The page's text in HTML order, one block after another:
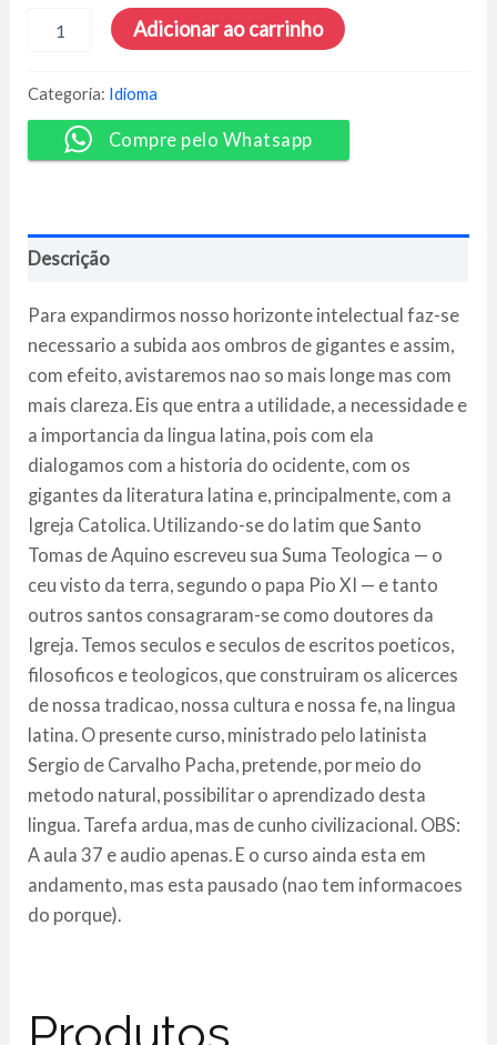
Pachá
quantidade
Adicionar ao carrinho
Categoria: Idioma
Compre pelo Whatsapp
Descrição
Para expandirmos nosso horizonte intelectual faz-se
necessario a subida aos ombros de gigantes e assim,
com efeito, avistaremos nao so mais longe mas com
mais clareza. Eis que entra a utilidade, a necessidade e
a importancia da lingua latina, pois com ela
dialogamos com a historia do ocidente, com os
gigantes da literatura latina e, principalmente, com a
Igreja Catolica. Utilizando-se do latim que Santo
Tomas de Aquino escreveu sua Suma Teologica — o
ceu visto da terra, segundo o papa Pio XI — e tanto
outros santos consagraram-se como doutores da
Igreja. Temos seculos e seculos de escritos poeticos,
filosoficos e teologicos, que construiram os alicerces
de nossa tradicao, nossa cultura e nossa fe, na lingua
latina. O presente curso, ministrado pelo latinista
Sergio de Carvalho Pacha, pretende, por meio do
metodo natural, possibilitar o aprendizado desta
lingua. Tarefa ardua, mas de cunho civilizacional. OBS:
A aula 37 e audio apenas. E o curso ainda esta em
andamento, mas esta pausado (nao tem informacoes
do porque).
Produtos